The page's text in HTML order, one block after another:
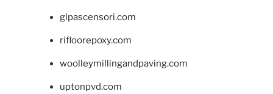
glpascensori.com
rifloorepoxy.com
woolleymillingandpaving.com
uptonpvd.com